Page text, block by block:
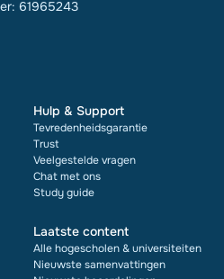
61965243
Hulp & Support
Tevredenheidsgarantie
Trust
Veelgestelde vragen
Chat met ons
Study guide
Laatste content
Alle hogescholen & universiteiten
Nieuwste samenvattingen